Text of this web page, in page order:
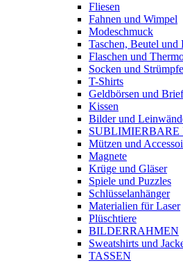
Fliesen
Fahnen und Wimpel
Modeschmuck
Taschen, Beutel und
Flaschen und
Socken und Strümpfe
T-Shirts
Geldbörsen und
Kissen
Bilder und
SUBLIMIERBARE
Mützen und
Magnete
Krüge und Gläser
Spiele und Puzzles
Schlüsselanhänger
Materialien für Laser
Plüschtiere
BILDERRAHMEN
Sweatshirts und
TASSEN